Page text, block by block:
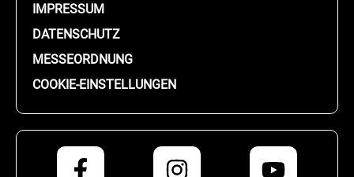
IMPRESSUM
DATENSCHUTZ
MESSEORDNUNG
COOKIE-EINSTELLUNGEN